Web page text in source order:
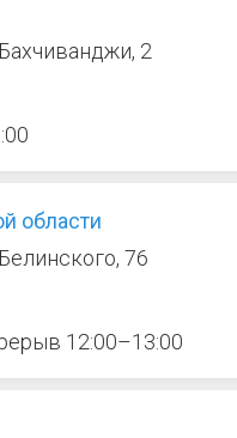
2
области
76
12:00–13:00